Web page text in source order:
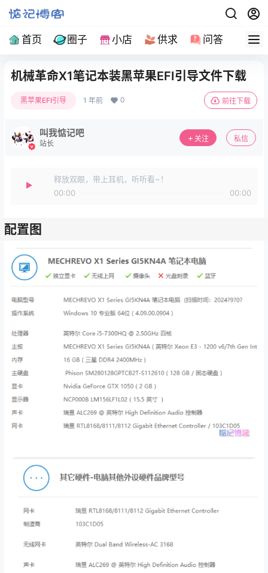
首页 圈子 小店 供求 问答 导航
机械革命X1笔记本装黑苹果EFI引导文件下载
黑苹果EFI引导 1 年前 0 前往下载
叫我惦记吧
站长
关注 私信
释放双眼，带上耳机，听听看~！
00:00
00:00
配置图